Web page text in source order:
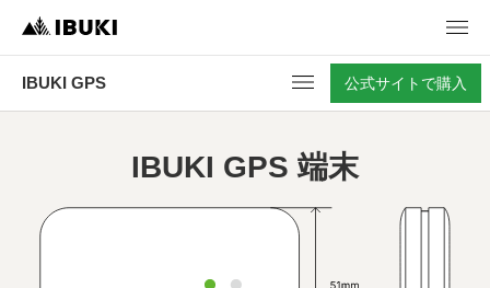
IBUKI GPS 公式サイトで購入
IBUKI GPS 端末